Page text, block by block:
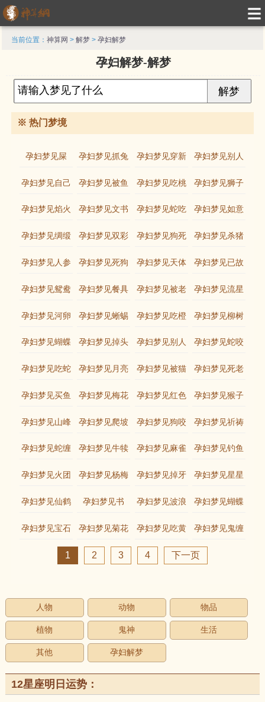
当前位置：神算网 >解梦 >孕妇解梦
孕妇解梦-解梦
※ 热门梦境
孕妇梦见屎 孕妇梦见抓兔
子
孕妇梦见穿新
鞋
孕妇梦见别人
流血
孕妇梦见自己
剪头发
孕妇梦见被鱼
咬
孕妇梦见吃桃
子
孕妇梦见狮子
孕妇梦见焰火 孕妇梦见文书 孕妇梦见蛇吃
鱼
孕妇梦见如意
珠
孕妇梦见绸缎 孕妇梦见双彩
霞
孕妇梦见狗死
了
孕妇梦见杀猪
孕妇梦见人参 孕妇梦见死狗 孕妇梦见天体 孕妇梦见已故
外婆
孕妇梦见鸳鸯 孕妇梦见餐具 孕妇梦见被老
鼠咬
孕妇梦见流星
孕妇梦见河卵
石
孕妇梦见蜥蜴 孕妇梦见吃橙
子
孕妇梦见柳树
孕妇梦见蝴蝶
飞鸟
孕妇梦见掉头
发
孕妇梦见别人
送葡萄
孕妇梦见蛇咬
别人
孕妇梦见吃蛇 孕妇梦见月亮 孕妇梦见被猫
咬
孕妇梦见死老
鼠
孕妇梦见买鱼 孕妇梦见梅花 孕妇梦见红色
的鱼
孕妇梦见猴子
孕妇梦见山峰 孕妇梦见爬坡 孕妇梦见狗咬
手
孕妇梦见祈祷
孕妇梦见蛇缠
身
孕妇梦见牛犊 孕妇梦见麻雀 孕妇梦见钓鱼
孕妇梦见火团 孕妇梦见杨梅 孕妇梦见掉牙
流血
孕妇梦见星星
孕妇梦见仙鹤 孕妇梦见书 孕妇梦见波浪 孕妇梦见蝴蝶
孕妇梦见宝石 孕妇梦见菊花 孕妇梦见吃黄
瓜
孕妇梦见鬼缠
1 2 3 4 下一页
人物 动物 物品
植物 鬼神 生活
其他 孕妇解梦
12星座明日运势：